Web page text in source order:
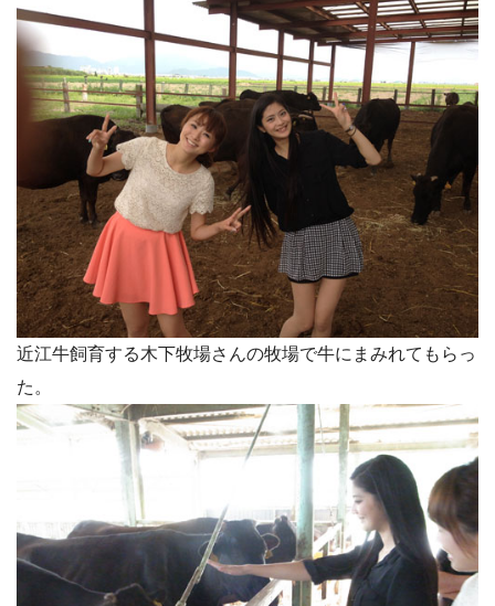
近江牛飼育する木下牧場さんの牧場で牛にまみれてもらっ
た。